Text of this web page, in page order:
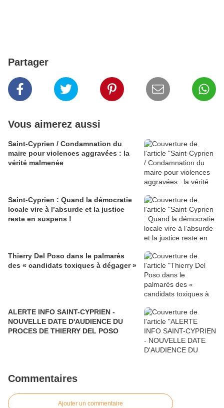
Partager
Vous aimerez aussi
Saint-Cyprien / Condamnation du
maire pour violences aggravées : la
vérité malmenée
Saint-Cyprien : Quand la démocratie
locale vire à l’absurde et la justice
reste en suspens !
Thierry Del Poso dans le palmarès
des « candidats toxiques à dégager »
ALERTE INFO SAINT-CYPRIEN -
NOUVELLE DATE D'AUDIENCE DU
PROCES DE THIERRY DEL POSO
Commentaires
Ajouter un commentaire